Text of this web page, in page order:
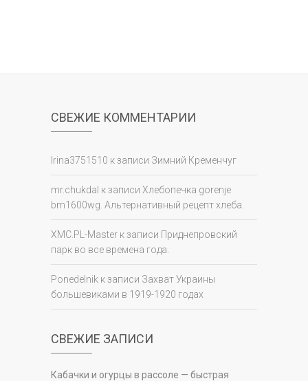
СВЕЖИЕ КОММЕНТАРИИ
Irina3751510 к записи Зимний Кременчуг
mr.chukdal к записи Хлебопечка gorenje
bm1600wg. Альтернативный рецепт хлеба.
XMC.PL-Master к записи Приднепровский
парк во все времена года.
Ponedelnik к записи Захват Украины
большевиками в 1919-1920 годах
СВЕЖИЕ ЗАПИСИ
Кабачки и огурцы в рассоле — быстрая